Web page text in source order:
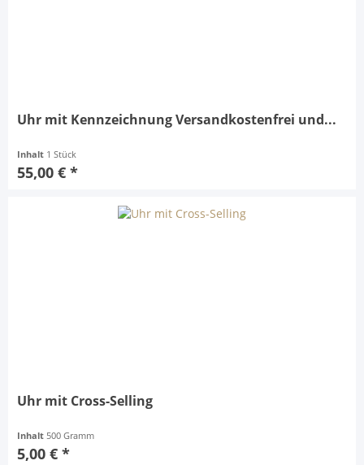
Uhr mit Kennzeichnung Versandkostenfrei und...
Inhalt 1 Stück
55,00 € *
Uhr mit Cross-Selling
Inhalt500 Gramm
5,00 € *